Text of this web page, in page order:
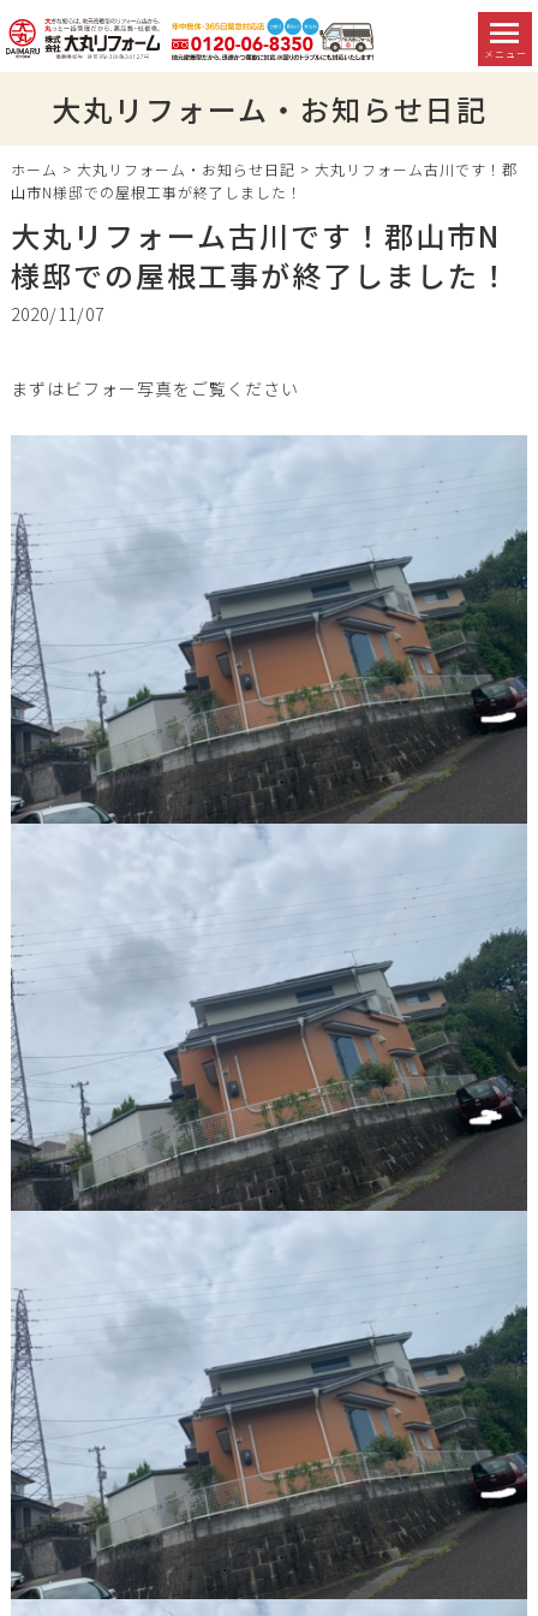
メニュー
大丸リフォーム・お知らせ日記
ホーム > 大丸リフォーム・お知らせ日記 > 大丸リフォーム古川です！郡
山市N様邸での屋根工事が終了しました！
大丸リフォーム古川です！郡山市N
様邸での屋根工事が終了しました！
2020/11/07
まずはビフォー写真をご覧ください